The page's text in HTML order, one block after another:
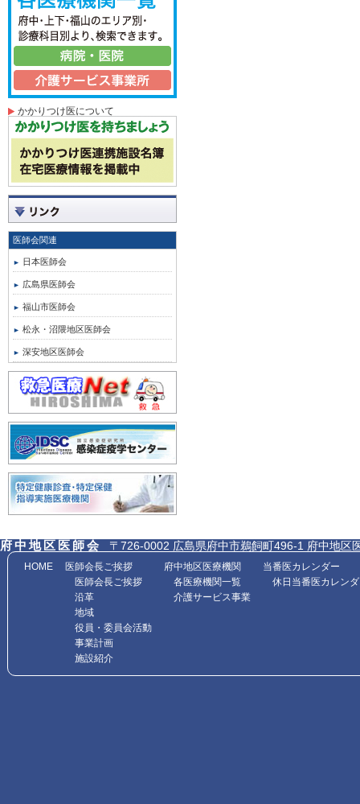
かかりつけ医について
医師会関連
日本医師会
広島県医師会
福山市医師会
松永・沼隈地区医師会
深安地区医師会
府中地区医師会 〒726-0002 広島県府中市鵜飼町496-1 府中地
HOME
医師会長ご挨拶
医師会長ご挨拶
沿革
地域
役員・委員会活動
事業計画
施設紹介
府中地区医療機関
各医療機関一覧
介護サービス事業
当番医カレンダー
休日当番医カレン